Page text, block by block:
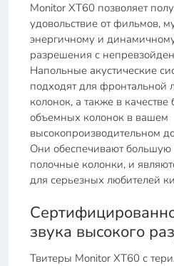
Monitor XT60 позволяет
удовольствие от фильмов,
энергичному и
разрешения с
Напольные акустические
подходят для фронтальной
колонок, а также в
объемных колонок в вашем
высокопроизводительном
Они обеспечивают большую
полочные колонки, и
для серьезных любителей
звука высокого
Твитеры Monitor XT60 с